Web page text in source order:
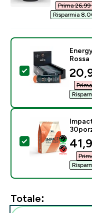
Prima 26,99
Risparmia
Seleziona
Rossa
Seleziona
Totale: